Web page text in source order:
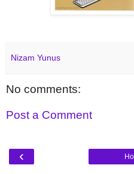
Nizam Yunus
No comments:
Post a Comment
‹